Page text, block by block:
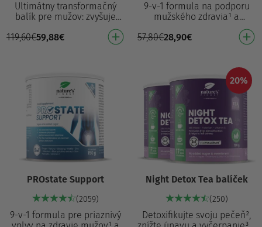
Ultimátny transformačný
balík pre mužov: zvyšuje
vylučovanie tukov⁵, pomáha
udržiavať optimálnu
119,60€59,88€
9-v-1 formula na podporu
mužského zdravia¹ a
normálnej funkcie prostaty²
S prírodnými extraktmi zo
57,80€28,90€
PROstate Support
(2059)
9-v-1 formula pre priaznivý
20%
Night Detox Tea balíček
(250)
Detoxifikujte svoju pečeň²,